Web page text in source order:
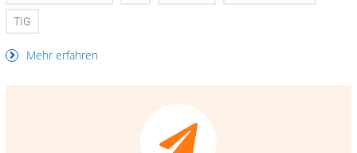
TIG
Mehr erfahren